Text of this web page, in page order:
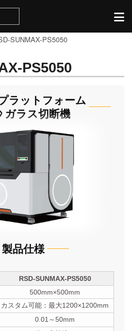
SUNMAX-PS5050
PS5050
ラットフォーム
ガラス切断機
製品仕様
RSD-SUNMAX-PS5050
500mm×500mm
カスタム可能：最大1200×1200mm
0.01～50mm